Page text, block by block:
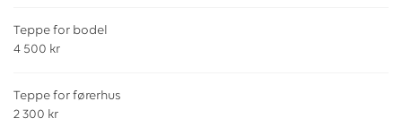
Teppe for bodel
4 500 kr
Teppe for førerhus
2 300 kr